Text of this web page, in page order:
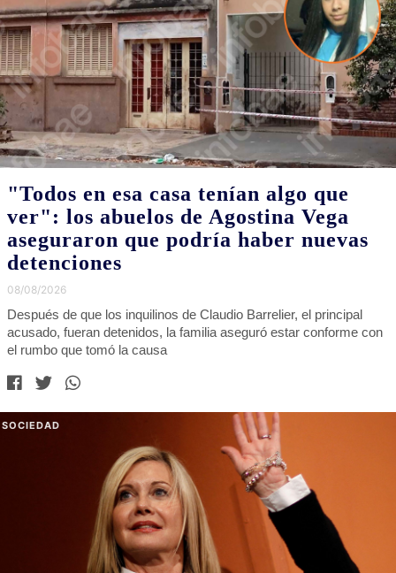
"Todos en esa casa tenían algo que
ver": los abuelos de Agostina Vega
aseguraron que podría haber nuevas
detenciones
08/08/2026
Después de que los inquilinos de Claudio Barrelier, el principal
acusado, fueran detenidos, la familia aseguró estar conforme con
el rumbo que tomó la causa
SOCIEDAD